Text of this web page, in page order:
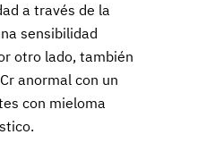
a través de la
sensibilidad
otro lado, también
anormal con un
con mieloma